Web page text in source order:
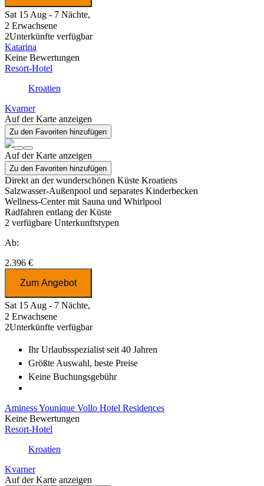
Sat 15 Aug - 7 Nächte,
2 Erwachsene
2Unterkünfte verfügbar
Katarina
Keine Bewertungen
Resort-Hotel
Kroatien
Kvarner
Auf der Karte anzeigen
Zu den Favoriten hinzufügen
Auf der Karte anzeigen
Zu den Favoriten hinzufügen
Direkt an der wunderschönen Küste Kroatiens
Salzwasser-Außenpool und separates Kinderbecken
Wellness-Center mit Sauna und Whirlpool
Radfahren entlang der Küste
2 verfügbare Unterkunftstypen
Ab:
2.396 €
Zum Angebot
Sat 15 Aug - 7 Nächte,
2 Erwachsene
2Unterkünfte verfügbar
Ihr Urlaubsspezialistseit 40 Jahren
Größte Auswahl, beste Preise
Keine Buchungsgebühr
Aminess Younique Vollo Hotel Residences
Keine Bewertungen
Resort-Hotel
Kroatien
Kvarner
Auf der Karte anzeigen